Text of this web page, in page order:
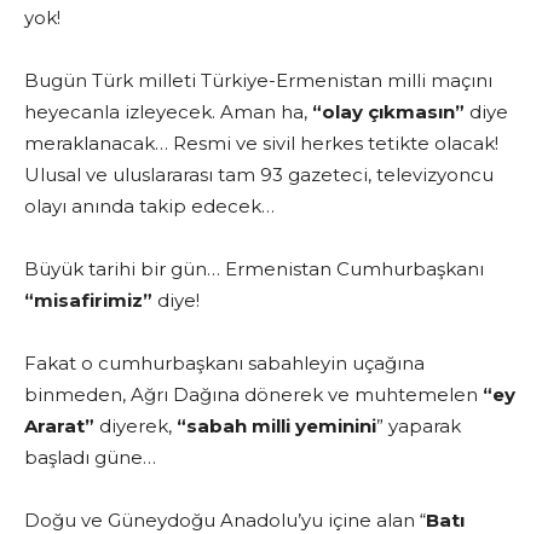
yok!
Bugün Türk milleti Türkiye-Ermenistan milli maçını
heyecanla izleyecek. Aman ha, “olay çıkmasın” diye
meraklanacak… Resmi ve sivil herkes tetikte olacak!
Ulusal ve uluslararası tam 93 gazeteci, televizyoncu
olayı anında takip edecek…
Büyük tarihi bir gün… Ermenistan Cumhurbaşkanı
“misafirimiz” diye!
Fakat o cumhurbaşkanı sabahleyin uçağına
binmeden, Ağrı Dağına dönerek ve muhtemelen “ey
Ararat” diyerek, “sabah milli yeminini” yaparak
başladı güne…
Doğu ve Güneydoğu Anadolu’yu içine alan “Batı